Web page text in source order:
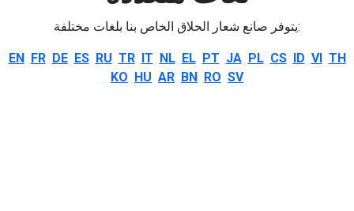
يتوفر صانع شعار الحلاق الخاص بنا بلغات مختلفة:
EN FR DE ES RU TR IT NL EL PT JA PL CS ID VI TH
KO HU AR BN RO SV